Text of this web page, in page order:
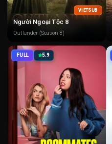
VIETSUB
Người Ngoại Tộc 8
Outlander (Season 8)
FULL 5.9